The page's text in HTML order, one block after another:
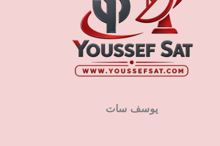
يوسف سات